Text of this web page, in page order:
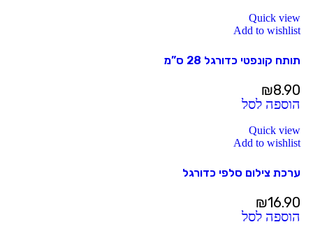
Quick view
Add to wishlist
תותח קונפטי כדורגל 28 ס”מ
₪8.90
הוספה לסל
Quick view
Add to wishlist
ערכת צילום סלפי כדורגל
₪16.90
הוספה לסל